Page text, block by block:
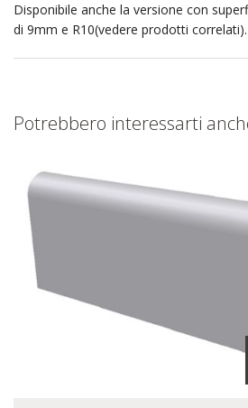
Disponibile anche la versione con
di 9mm e R10(vedere prodotti correlati).
Potrebbero interessarti